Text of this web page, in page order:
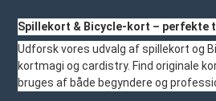
Spillekort & Bicycle-kort – perfekte
Udforsk vores udvalg af spillekort og
kortmagi og cardistry. Find originale
bruges af både begyndere og